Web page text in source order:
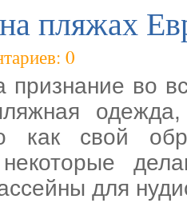
пляжах
0
признание во
как свой
для